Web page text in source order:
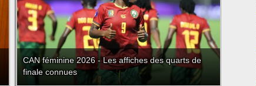
CAN féminine 2026 - Les affiches des quarts de
finale connues